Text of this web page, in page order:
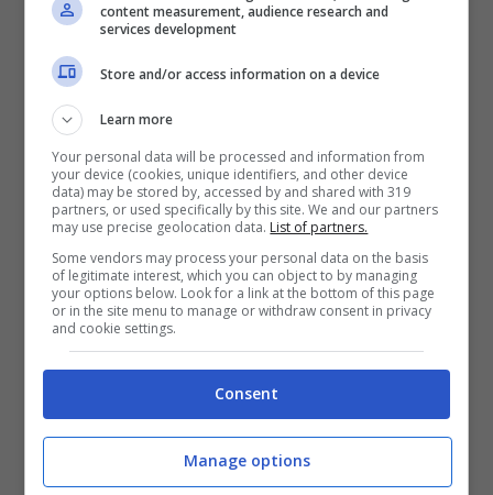
tempo si è già pensato di poter inserire il
danese nello scacchiere di Massimiliano
Allegri. Ma stanno nascendo delle
complicazioni molto importanti.
Secondo quanto riferiscecalciomercato.com,
sulle tracce di Emile Hojbjerg c’è il Napoli.
Gli azzurri hanno detto addio a EljifElmas,
già pronto a partire in direzione Lipsia e
stanno cercando un nuovo centrocampista
che possa fare da perfetto comprimario fino
alla fine della stagione.
content measurement, audience research and
services development
Store and/or access information on a device
Learn more
Your personal data will be processed and information from
your device (cookies, unique identifiers, and other device
data) may be stored by, accessed by and shared with 319
partners, or used specifically by this site. We and our partners
may use precise geolocation data. List of partners.
Some vendors may process your personal data on the basis
of legitimate interest, which you can object to by managing
your options below. Look for a link at the bottom of this page
or in the site menu to manage or withdraw consent in privacy
and cookie settings.
Consent
Manage options